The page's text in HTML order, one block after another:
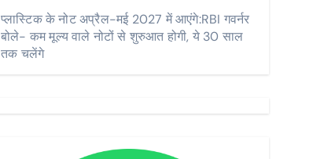
प्लास्टिक के नोट अप्रैल-मई 2027 में आएंगे:RBI गवर्नर
बोले- कम मूल्य वाले नोटों से शुरुआत होगी, ये 30 साल
तक चलेंगे